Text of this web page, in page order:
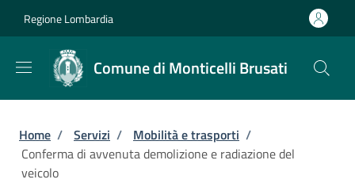
Regione Lombardia
Comune di Monticelli Brusati
Briciole di pane
Home / Servizi / Mobilità e trasporti /
Conferma di avvenuta demolizione e radiazione del
veicolo